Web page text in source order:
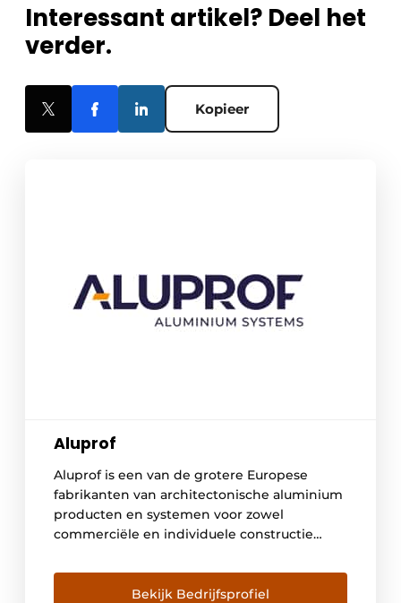
Interessant artikel? Deel het
verder.
Kopieer
Aluprof
Aluprof is een van de grotere Europese
fabrikanten van architectonische aluminium
producten en systemen voor zowel
commerciële en individuele constructie
productportfolio omvat ingangen,
raamwerk-systemen, raam en gordijn
Bekijk Bedrijfsprofiel